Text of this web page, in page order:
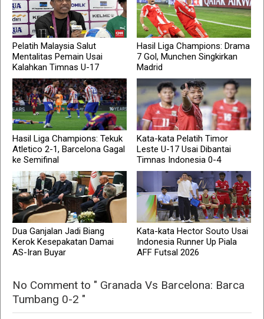
Pelatih Malaysia Salut
Mentalitas Pemain Usai
Kalahkan Timnas U-17
Hasil Liga Champions: Drama
7 Gol, Munchen Singkirkan
Madrid
Hasil Liga Champions: Tekuk
Atletico 2-1, Barcelona Gagal
ke Semifinal
Kata-kata Pelatih Timor
Leste U-17 Usai Dibantai
Timnas Indonesia 0-4
Dua Ganjalan Jadi Biang
Kerok Kesepakatan Damai
AS-Iran Buyar
Kata-kata Hector Souto Usai
Indonesia Runner Up Piala
AFF Futsal 2026
No Comment to " Granada Vs Barcelona: Barca
Tumbang 0-2 "